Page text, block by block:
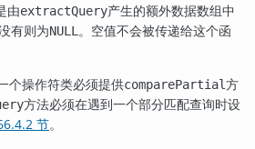
由extractQuery产生的额外数据数组中
有则为NULL 。空值不会被传递给这个函
个操作符类必须提供comparePartial方
方法必须在遇到一个部分匹配查询时设
节。